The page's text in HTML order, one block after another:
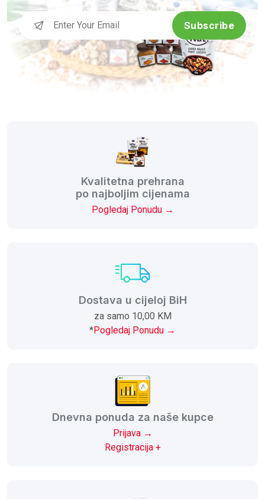
Subscribe
Kvalitetna prehrana
po najboljim cijenama
Pogledaj Ponudu →
Dostava u cijeloj BiH
za samo 10,00 KM
*Pogledaj Ponudu →
Dnevna ponuda za naše kupce
Prijava →
Registracija +